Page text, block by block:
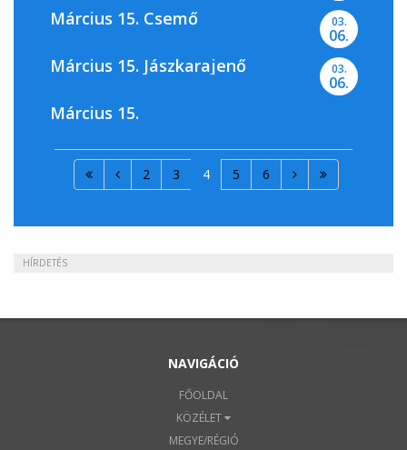
Március 15. Csemő 03.
06.
Március 15. Jászkarajenő 03.
06.
Március 15.
2 3 4 5 6
HÍRDETÉS
NAVIGÁCIÓ
FŐOLDAL
KÖZÉLET
MEGYE/RÉGIÓ